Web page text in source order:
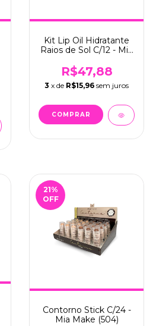
Kit Lip Oil Hidratante
Raios de Sol C/12 - Mia
R$47,88
3 x de R$15,96 sem juros
21%
OFF
Contorno Stick C/24 -
Mia Make (504)